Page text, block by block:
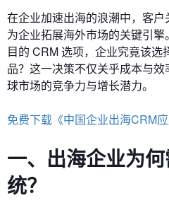
在企业加速出海的浪潮中，客
为企业拓展海外市场的关键引
目的 CRM 选项，企业究竟该选
品？这一决策不仅关乎成本与
球市场的竞争力与增长潜力。
免费下载《中国企业出海CRM应
一、出海企业为
统？